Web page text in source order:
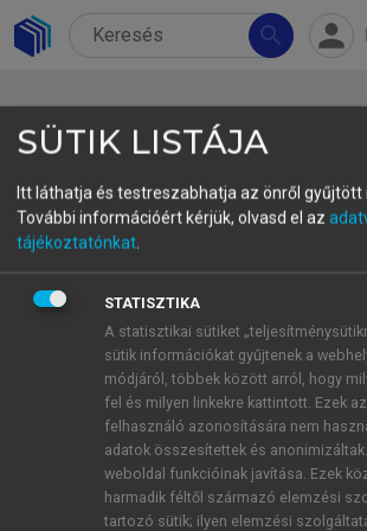
search person
8.2 Discussion of results
superstructure analysis
The superstructure analysis was
the help of Hoey’s (2001)
(cf. Section 2.5). The raw data
analysis of the two source language
target language texts are provided in
The functional parts ofsituation,
response,negative evaluation
SÜTIK LISTÁJA
Itt láthatja és testreszabhatja az önről
További információért kérjük, olvasd el az
tájékoztatónkat.
STATISZTIKA
A statisztikai sütiket
sütik információkat gyűjtenek a
módjáról, többek között arról, hogy
fel és milyen linkekre kattintott. Ezek
felhasználó azonosítására nem
adatok összesítettek és
weboldal funkcióinak javítása. Ezek
harmadik féltől származó elemzési
tartozó sütik; ilyen elemzési